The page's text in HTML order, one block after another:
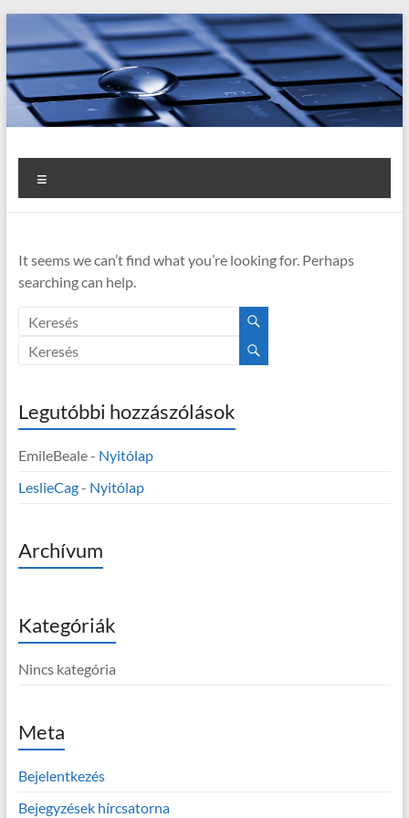
to
content
Számviteli szabályzatok
Pénzkezelési szabályzat
It seems we can’t find what you’re looking for. Perhaps
searching can help.
Legutóbbi hozzászólások
EmileBeale- Nyitólap
LeslieCag- Nyitólap
Archívum
Kategóriák
Nincs kategória
Meta
Bejelentkezés
Bejegyzések hírcsatorna